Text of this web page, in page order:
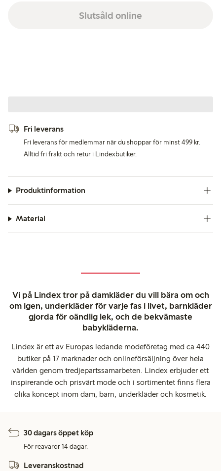
Slutsåld online
Fri leverans
Fri leverans för medlemmar när du shoppar för minst 499 kr.
Alltid fri frakt och retur i Lindexbutiker.
Produktinformation
Material
Vi på Lindex tror på damkläder du vill bära om och
om igen, underkläder för varje fas i livet, barnkläder
gjorda för oändlig lek, och de bekvämaste
babykläderna.
Lindex är ett av Europas ledande modeföretag med ca 440
butiker på 17 marknader och onlineförsäljning över hela
världen genom tredjepartssamarbeten. Lindex erbjuder ett
inspirerande och prisvärt mode och i sortimentet finns flera
olika koncept inom dam, barn, underkläder och kosmetik.
30 dagars öppet köp
För reavaror 14 dagar.
Leveranskostnad